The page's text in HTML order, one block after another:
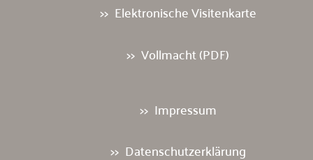
Elektronische Visitenkarte
Vollmacht (PDF)
Impressum
Datenschutzerklärung